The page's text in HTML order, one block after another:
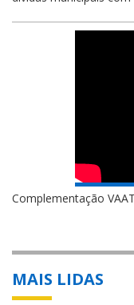
Complementação
MAIS LIDAS